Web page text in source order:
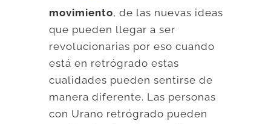
movimiento, de las nuevas ideas
que pueden llegar a ser
revolucionarias por eso cuando
está en retrógrado estas
cualidades pueden sentirse de
manera diferente. Las personas
con Urano retrógrado pueden